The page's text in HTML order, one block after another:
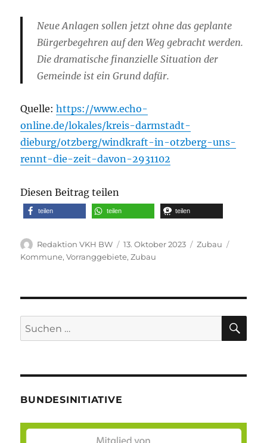
Neue Anlagen sollen jetzt ohne das geplante
Bürgerbegehren auf den Weg gebracht werden.
Die dramatische finanzielle Situation der
Gemeinde ist ein Grund dafür.
Quelle:https://www.echo-
online.de/lokales/kreis-darmstadt-
dieburg/otzberg/windkraft-in-otzberg-uns-
rennt-die-zeit-davon-2931102
Diesen Beitrag teilen
teilen teilen teilen
Autor
Redaktion VKH BW
Veröffentlicht
am
13. Oktober 2023 Kategorien
Zubau
Kommune,Vorranggebiete,Zubau
Suche
nach:
BUNDESINITIATIVE